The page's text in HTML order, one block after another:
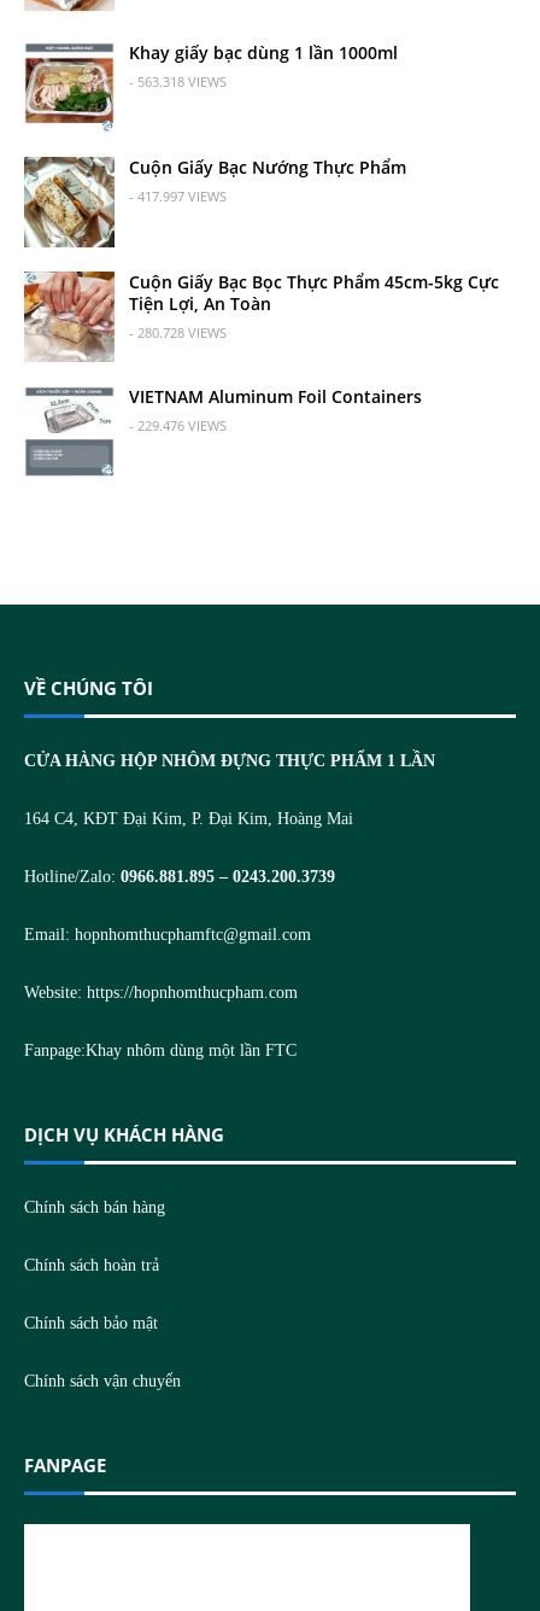
Khay giấy bạc dùng 1 lần 1000ml
- 563.318 VIEWS
Cuộn Giấy Bạc Nướng Thực Phẩm
- 417.997 VIEWS
Cuộn Giấy Bạc Bọc Thực Phẩm 45cm-5kg Cực
Tiện Lợi, An Toàn
- 280.728 VIEWS
VIETNAM Aluminum Foil Containers
- 229.476 VIEWS
VỀ CHÚNG TÔI
CỬA HÀNG HỘP NHÔM ĐỰNG THỰC PHẨM 1 LẦN
164 C4, KĐT Đại Kim, P. Đại Kim, Hoàng Mai
Hotline/Zalo: 0966.881.895 – 0243.200.3739
Email: hopnhomthucphamftc@gmail.com
Website: https://hopnhomthucpham.com
Fanpage:Khay nhôm dùng một lần FTC
DỊCH VỤ KHÁCH HÀNG
Chính sách bán hàng
Chính sách hoàn trả
Chính sách bảo mật
Chính sách vận chuyển
FANPAGE